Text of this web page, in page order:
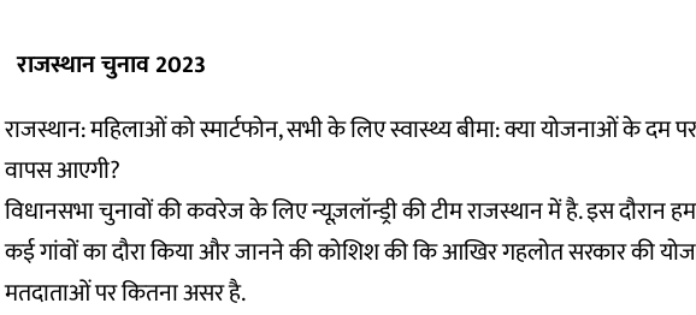
राजस्थान चुनाव 2023
राजस्थान: महिलाओं को स्मार्टफोन, सभी के लिए स्वास्थ्य बीमा: क्या योजनाओं के दम
वापस आएगी?
विधानसभा चुनावों की कवरेज के लिए न्यूज़लॉन्ड्री की टीम राजस्थान में है. इस दौरान
कई गांवों का दौरा किया और जानने की कोशिश की कि आखिर गहलोत सरकार की
मतदाताओं पर कितना असर है.